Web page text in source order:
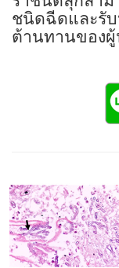
ชนิดฉีดและรับ
ต้านทานของ